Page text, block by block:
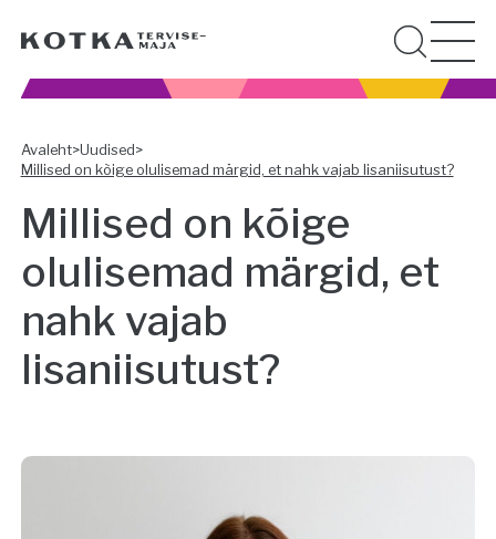
Avaleht>Uudised>
Millised on kõige olulisemad märgid, et nahk vajab lisaniisutust?
Millised on kõige
olulisemad märgid, et
nahk vajab
lisaniisutust?